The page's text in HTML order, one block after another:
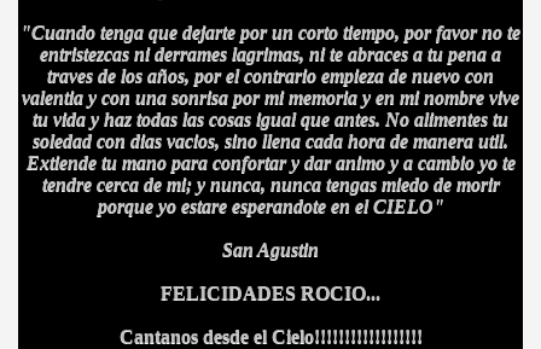
"Cuando tenga que dejarte por un corto tiempo, por favor no te
entristezcas ni derrames lagrimas, ni te abraces a tu pena a
traves de los años, por el contrario empieza de nuevo con
valentia y con una sonrisa por mi memoria y en mi nombre vive
tu vida y haz todas las cosas igual que antes. No alimentes tu
soledad con dias vacios, sino llena cada hora de manera util.
Extiende tu mano para confortar y dar animo y a cambio yo te
tendre cerca de mi; y nunca, nunca tengas miedo de morir
porque yo estare esperandote en el CIELO"
San Agustin
FELICIDADES ROCIO...
Cantanos desde el Cielo!!!!!!!!!!!!!!!!!!